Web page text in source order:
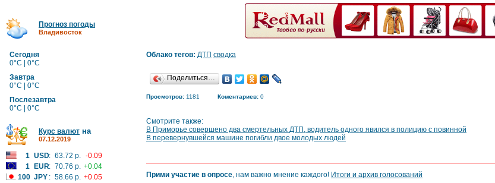
Прогноз погоды
Владивосток
Сегодня
0°C | 0°C
Завтра
0°C | 0°C
Послезавтра
0°C | 0°C
Курс валют на
07.12.2019
1 USD: 63.72 р. -0.09
1
EUR: 70.76 р. +0.04
100 JPY : 58.66 р. +0.05
Облако тегов: ДТП сводка
Поделиться…
Просмотров: 1181 Коментариев: 0
Смотрите также:
В Приморье совершено два смертельных ДТП, водитель одного явился в полицию с повинной
В перевернувшейся машине погибли двое молодых людей
Прими участие в опросе, нам важно мнение каждого! Итоги и архив голосований